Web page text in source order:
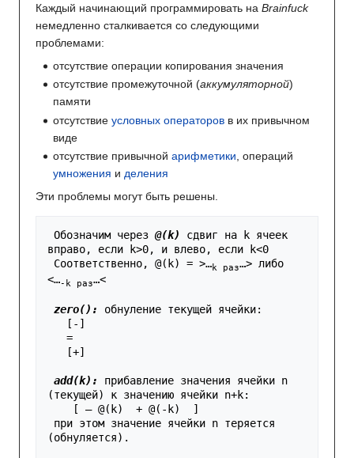
Каждый начинающий программировать на Brainfuck
немедленно сталкивается со следующими
проблемами:
отсутствие операции копирования значения
отсутствие промежуточной (аккумуляторной)
памяти
отсутствиеусловных операторов в их привычном
виде
отсутствие привычнойарифметики , операций
умножения и деления
Эти проблемы могут быть решены.
Обозначим через @(k)
сдвиг на k ячеек
вправо, если k>0, и влево, если k<0
Соответственно, @(k) = >…k раз…> либо
<…-k раз…<
zero():
обнуление текущей ячейки:
   [+]
add(k):
прибавление значения ячейки n
(текущей) к значению ячейки n+k:
(обнуляется).